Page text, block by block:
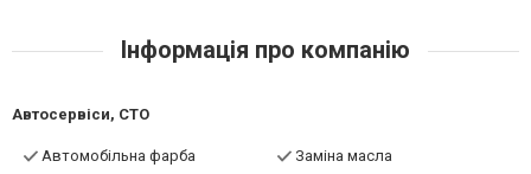
Інформація про компанію
Автосервіси, СТО
Автомобільна фарба
Заміна масла